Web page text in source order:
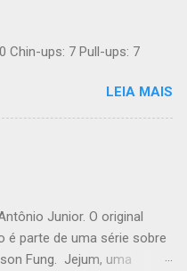
de que funciona. Não é
de refeições" bizarras, nem
dada aqui é 100%
dieta LCHF indica que
e uma
amido. Você pode comer
até estar satisfeito -
peso. Um número de
Chin-ups: 7 Pull-ups: 7
LEIA MAIS
Junior. O original
é parte de uma série sobre
Fung. Jejum, uma